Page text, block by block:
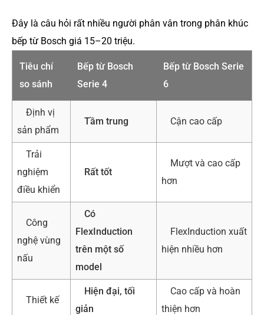
Đây là câu hỏi rất nhiều người phân vân trong phân khúc
bếp từ Bosch giá 15–20 triệu.
Tiêu chí
so sánh
Bếp từ Bosch
Serie 4
Bếp từ Bosch Serie
6
Định vị
sản phẩm
Tầm trung Cận cao cấp
Trải
nghiệm
điều khiển
Rất tốt
Mượt và cao cấp
hơn
Công
nghệ vùng
nấu
Có
FlexInduction
trên một số
model
FlexInduction xuất
hiện nhiều hơn
Thiết kế
Hiện đại, tối
giản
Cao cấp và hoàn
thiện hơn